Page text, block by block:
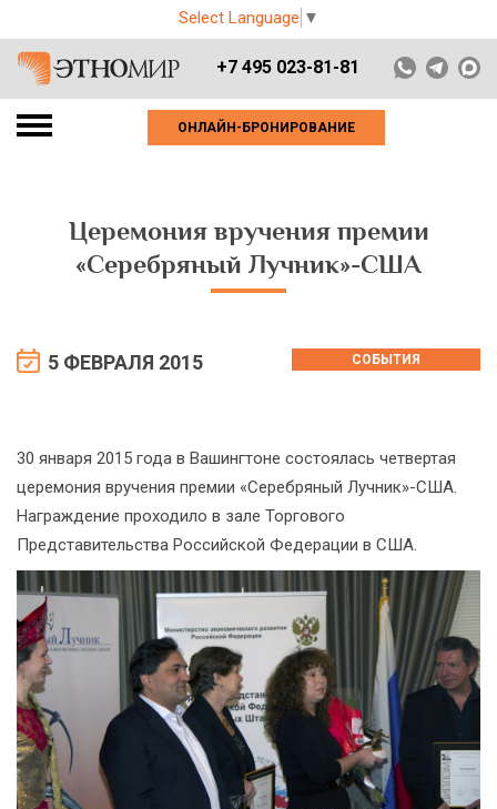
Select Language ▼
+7 495 023-81-81
ОНЛАЙН-БРОНИРОВАНИЕ
Церемония вручения премии
«Серебряный Лучник»-США
5 ФЕВРАЛЯ 2015 СОБЫТИЯ
30 января 2015 года в Вашингтоне состоялась четвертая
церемония вручения премии «Серебряный Лучник»-США.
Награждение проходило в зале Торгового
Представительства Российской Федерации в США.